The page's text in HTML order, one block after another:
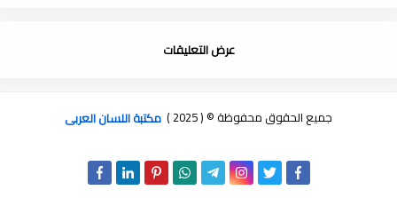
عرض التعليقات
جميع الحقوق محفوظة © ( 2025 ) مكتبة اللسان العربى